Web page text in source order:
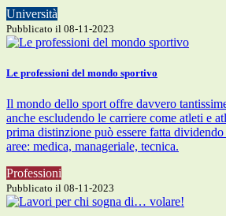
Università
Pubblicato il 08-11-2023
Le professioni del mondo sportivo
Il mondo dello sport offre davvero
anche escludendo le carriere come atleti e
prima distinzione può essere fatta
aree: medica, manageriale, tecnica.
Professioni
Pubblicato il 08-11-2023